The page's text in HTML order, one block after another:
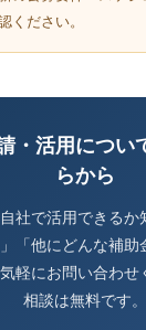
ください。
・活用につい
らから
自社で活用できる
「他にどんな補助
軽にお問い合わせ
相談は無料です。